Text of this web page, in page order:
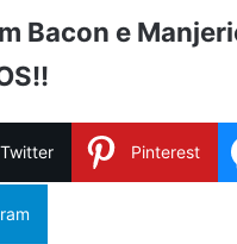
Bacon e
Twitter Pinterest